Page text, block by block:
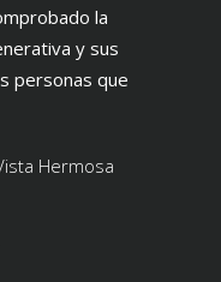
la
y sus
personas que
Hermosa